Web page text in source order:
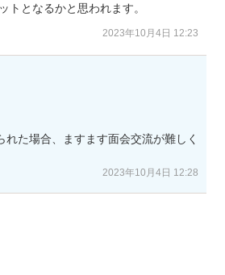
トとなるかと思われます。
2023年10月4日 12:23
た場合、ますます面会交流が難しく
2023年10月4日 12:28